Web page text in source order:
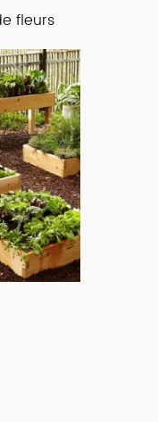
fleurs